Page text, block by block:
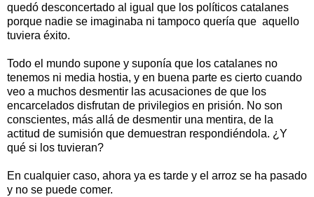
quedó desconcertado al igual que los políticos catalanes
porque nadie se imaginaba ni tampoco quería que aquello
tuviera éxito.
Todo el mundo supone y suponía que los catalanes no
tenemos ni media hostia, y en buena parte es cierto cuando
veo a muchos desmentir las acusaciones de que los
encarcelados disfrutan de privilegios en prisión. No son
conscientes, más allá de desmentir una mentira, de la
actitud de sumisión que demuestran respondiéndola. ¿Y
qué si los tuvieran?
En cualquier caso, ahora ya es tarde y el arroz se ha pasado
y no se puede comer.